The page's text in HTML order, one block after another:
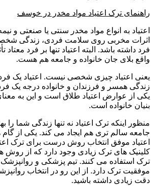
راهنمای ترک اعتیاد مواد مخدر در خوسف
اعتیاد به انواع مواد مخدر سنتی یا صنعتی و
اثرات مخربی روی سلامت فردی، زندگی
فرد داشته باشد. البته اعتیاد تنها بر فرد معتاد
واقع بلای جان خانواده و جامعه هم هست.
یعنی اعتیاد چیزی شخصی نیست. اعتیاد یک
زندگی همسر و فرزندان و خانواده درجه یک
یکی از عوارض اعتیاد طلاق است و این به
بنیان خانواده است.
منظور اینکه ترک اعتیاد نه تنها زندگی شما را
جامعه سالم تری هم ایجاد می کند. یکی از
اعتیاد موفق انتخاب روش درست برای ترک
کلینیک های ترک زیادی وجود دارد که از روش
ترک استفاده می کنند. تیم پزشکی و روانپزشک
موفقیت ترک دارد. از این رو در انتخاب
دقت زیادی داشته باشید.